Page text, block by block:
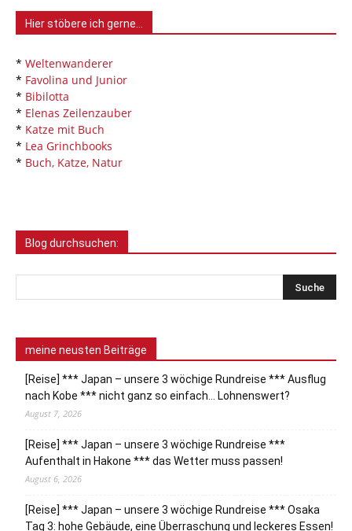
Hier stöbere ich gerne…
* Weltenwanderer
* Favolina und Junior
* Bibilotta
* Elenas Zeilenzauber
* Katze mit Buch
* Lea Grinchbooks
* Buch, Katze, Natur
Blog durchsuchen:
meine neusten Beiträge
[Reise] *** Japan – unsere 3 wöchige Rundreise *** Ausflug
nach Kobe *** nicht ganz so einfach… Lohnenswert?
August 7, 2026
[Reise] *** Japan – unsere 3 wöchige Rundreise ***
Aufenthalt in Hakone *** das Wetter muss passen!
August 6, 2026
[Reise] *** Japan – unsere 3 wöchige Rundreise *** Osaka
Tag 3: hohe Gebäude, eine Überraschung und leckeres Essen!